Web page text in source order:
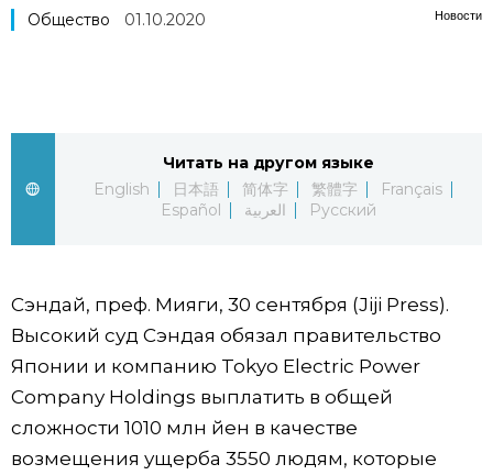
العربية
В деталях
Новости
Путеводитель по Японии
Разделы
Люди
Блог
Популярные статьи
Японский язык official SNS
Новости
Общество 01.10.2020
Читать на другом языке
English
日本語 简体字 繁體字
Français
Español
العربية Русский
Сэндай, преф. Мияги, 30 сентября (Jiji Press).
Высокий суд Сэндая обязал правительство
Японии и компанию Tokyo Electric Power
Company Holdings выплатить в общей
сложности 1010 млн йен в качестве
возмещения ущерба 3550 людям, которые